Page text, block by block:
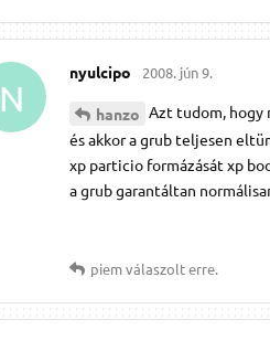
N
nyulcipo 2008. jún 9.
hanzo Azt tudom, hogy
és akkor a grub teljesen
xp particio formázását xp
a grub garantáltan
piemválaszolt erre.